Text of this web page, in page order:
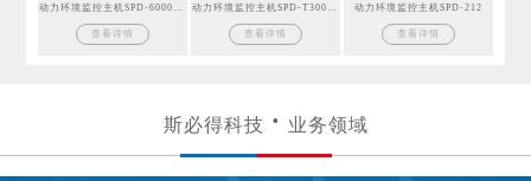
查看详情 查看详情
动力环境监控主机SPD-212
查看详情
斯必得科技 业务领域